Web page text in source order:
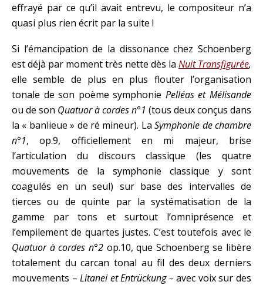
effrayé par ce qu’il avait entrevu, le compositeur n’a
quasi plus rien écrit par la suite !
Si l’émancipation de la dissonance chez Schoenberg
est déjà par moment très nette dès la Nuit Transfigurée,
elle semble de plus en plus flouter l’organisation
tonale de son poème symphonie Pelléas et Mélisande
ou de son Quatuor à cordes n°1 (tous deux conçus dans
la « banlieue » de ré mineur). LaSymphonie de chambre
n°1, op.9, officiellement en mi majeur, brise
l’articulation du discours classique (les quatre
mouvements de la symphonie classique y sont
coagulés en un seul) sur base des intervalles de
tierces ou de quinte par la systématisation de la
gamme par tons et surtout l’omniprésence et
l’empilement de quartes justes. C’est toutefois avec le
Quatuor à cordes n°2op.10, que Schoenberg se libère
totalement du carcan tonal au fil des deux derniers
mouvements –Litanei etEntrückung –avec voix sur des